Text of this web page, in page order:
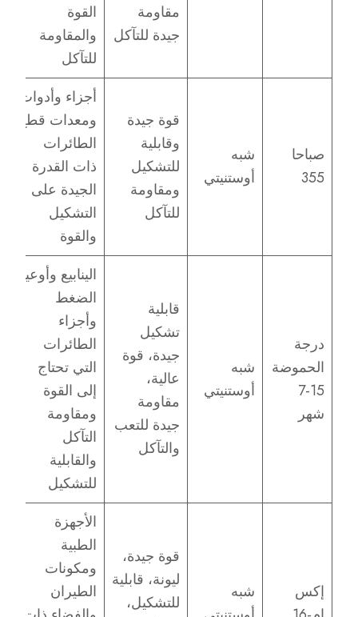
مقاومة
جيدة للتآكل
القوة
والمقاومة
للتآكل
صباحا
355
شبه
أوستنيتي
قوة جيدة
وقابلية
للتشكيل
ومقاومة
للتآكل
أجزاء وأدوات
ومعدات قطع
الطائرات
ذات القدرة
الجيدة على
التشكيل
والقوة
درجة
الحموضة
15-7
شهر
شبه
أوستنيتي
قابلية
تشكيل
جيدة، قوة
عالية،
مقاومة
جيدة للتعب
والتآكل
الينابيع وأوعية
الضغط
وأجزاء
الطائرات
التي تحتاج
إلى القوة
ومقاومة
التآكل
والقابلية
للتشكيل
إكس
شبه
قوة جيدة،
ليونة، قابلية
للتشكيل،
الأجهزة
الطبية
ومكونات
الطيران